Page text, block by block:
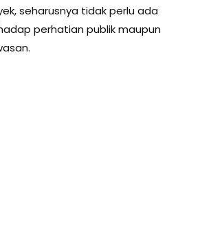
seharusnya tidak perlu ada
perhatian publik maupun